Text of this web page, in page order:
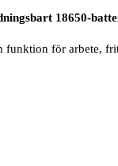
18650-
funktion för arbete,